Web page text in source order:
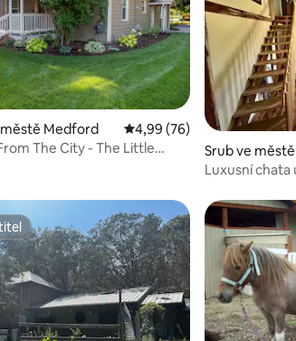
Medford Průměrné hodnocení 4,99
4,99 (76)
The City - The Little
Srub ve
Luxusní